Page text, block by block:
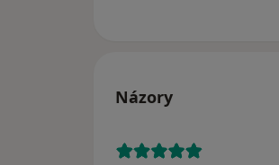
Názory